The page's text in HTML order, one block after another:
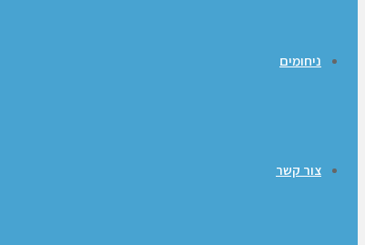
ניחומים
צור קשר